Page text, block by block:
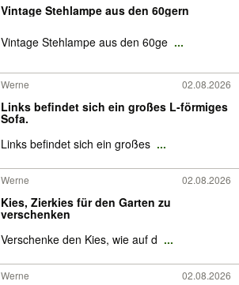
Vintage Stehlampe aus den 60gern
Vintage Stehlampe aus den 60ge ...
Werne 02.08.2026
Links befindet sich ein großes L-förmiges
Sofa.
Links befindet sich ein großes ...
Werne 02.08.2026
Kies, Zierkies für den Garten zu
verschenken
Verschenke den Kies, wie auf d ...
Werne 02.08.2026